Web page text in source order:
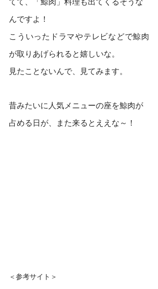
てて、「鯨肉」料理も出てくるそうな
んですよ！
こういったドラマやテレビなどで鯨肉
が取りあげられると嬉しいな。
見たことないんで、見てみます。
昔みたいに人気メニューの座を鯨肉が
占める日が、また来るとええな～！
＜参考サイト＞